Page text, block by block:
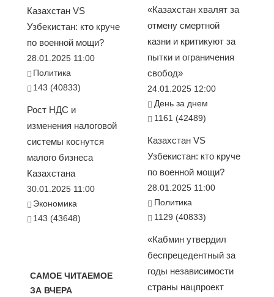
Казахстан VS
Узбекистан: кто круче
по военной мощи?
28.01.2025 11:00
Политика
143 (40833)
Рост НДС и
изменения налоговой
системы коснутся
малого бизнеса
Казахстана
30.01.2025 11:00
Экономика
143 (43648)
САМОЕ ЧИТАЕМОЕ
ЗА ВЧЕРА
«Казахстан хвалят за
отмену смертной
казни и критикуют за
пытки и ограничения
свобод»
24.01.2025 12:00
День за днем
1161 (42489)
Казахстан VS
Узбекистан: кто круче
по военной мощи?
28.01.2025 11:00
Политика
1129 (40833)
«Кабмин утвердил
беспрецедентный за
годы независимости
страны нацпроект